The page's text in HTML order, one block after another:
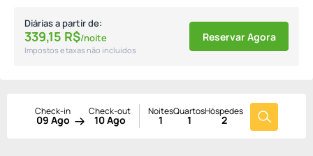
Diárias a partir de:
339,15 R$/noite
Impostos e taxas não incluídos
Reservar Agora
Check-in
09 Ago
Check-out
10 Ago
Noites
1
Quartos
1
Hóspedes
2